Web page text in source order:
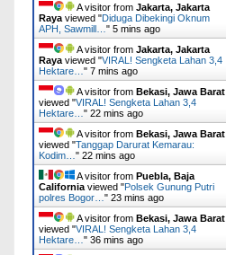
A visitor from Jakarta, Jakarta
Raya viewed "Diduga Dibekingi Oknum
APH, Sawmill… " 5 mins ago
A visitor from Jakarta, Jakarta
Raya viewed "VIRAL! Sengketa Lahan 3,4
Hektare… " 7 mins ago
A visitor from Bekasi, Jawa Barat
viewed "VIRAL! Sengketa Lahan 3,4
Hektare… " 22 mins ago
A visitor from Bekasi, Jawa Barat
viewed "Tanggap Darurat Kemarau:
Kodim… " 22 mins ago
A visitor from Puebla, Baja
California viewed "Polsek Gunung Putri
polres Bogor… " 23 mins ago
A visitor from Bekasi, Jawa Barat
viewed "VIRAL! Sengketa Lahan 3,4
Hektare… " 36 mins ago